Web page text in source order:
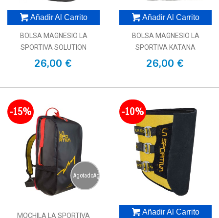
Añadir Al Carrito
BOLSA MAGNESIO LA
SPORTIVA SOLUTION
26,00 €
Añadir Al Carrito
BOLSA MAGNESIO LA
SPORTIVA KATANA
26,00 €
AgotadoAgotado
-15%
MOCHILA LA SPORTIVA
-10%
Añadir Al Carrito